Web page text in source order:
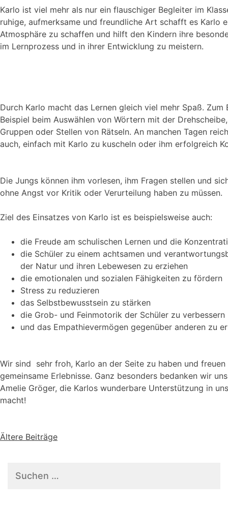
Karlo ist viel mehr als nur ein flauschiger Begleiter im
ruhige, aufmerksame und freundliche Art schafft es Karlo
Atmosphäre zu schaffen und hilft den Kindern ihre
im Lernprozess und in ihrer Entwicklung zu meistern.
Durch Karlo macht das Lernen gleich viel mehr Spaß.
Beispiel beim Auswählen von Wörtern mit der
Gruppen oder Stellen von Rätseln. An manchen Tagen
auch, einfach mit Karlo zu kuscheln oder ihm erfolgreich
Die Jungs können ihm vorlesen, ihm Fragen stellen und
ohne Angst vor Kritik oder Verurteilung haben zu müssen.
Ziel des Einsatzes von Karlo ist es beispielsweise auch:
die Freude am schulischen Lernen und die
die Schüler zu einem achtsamen und
der Natur und ihren Lebewesen zu erziehen
die emotionalen und sozialen Fähigkeiten zu fördern
Stress zu reduzieren
das Selbstbewusstsein zu stärken
die Grob- und Feinmotorik der Schüler zu verbessern
und das Empathievermögen gegenüber anderen zu
Wir sind sehr froh, Karlo an der Seite zu haben und
gemeinsame Erlebnisse. Ganz besonders bedanken wir
Amelie Gröger, die Karlos wunderbare Unterstützung in
macht!
Beitragsnavigation
Ältere Beiträge
nach: